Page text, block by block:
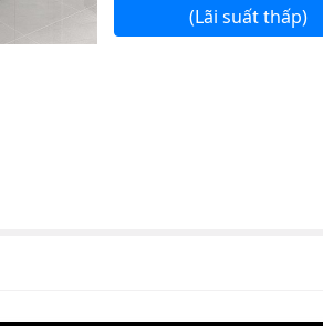
(Lãi suất thấp)